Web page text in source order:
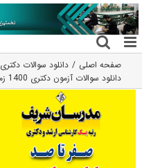
رفتن
به
محتوا
صفحه اصلی دانلود سوالات دکتری 1400
دانلود سوالات آزمون دکتری 1400 زمین شناسی پترولوژی (2208)